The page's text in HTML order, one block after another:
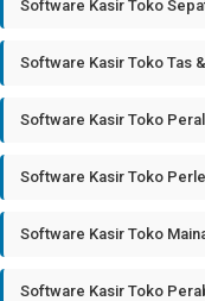
Software Kasir Toko
Software Kasir Toko Tas
Software Kasir Toko
Software Kasir Toko
Software Kasir Toko
Software Kasir Toko